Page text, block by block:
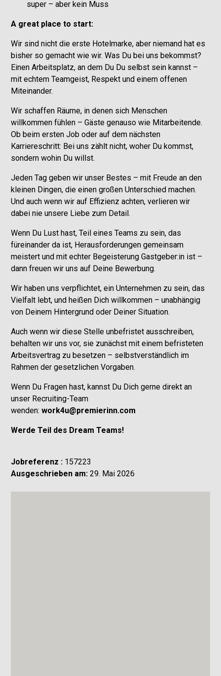
super – aber kein Muss
A great place to start:
Wir sind nicht die erste Hotelmarke, aber niemand hat es
bisher so gemacht wie wir. Was Du bei uns bekommst?
Einen Arbeitsplatz, an dem Du Du selbst sein kannst –
mit echtem Teamgeist, Respekt und einem offenen
Miteinander.
Wir schaffen Räume, in denen sich Menschen
willkommen fühlen – Gäste genauso wie Mitarbeitende.
Ob beim ersten Job oder auf dem nächsten
Karriereschritt: Bei uns zählt nicht, woher Du kommst,
sondern wohin Du willst.
Jeden Tag geben wir unser Bestes – mit Freude an den
kleinen Dingen, die einen großen Unterschied machen.
Und auch wenn wir auf Effizienz achten, verlieren wir
dabei nie unsere Liebe zum Detail.
Wenn Du Lust hast, Teil eines Teams zu sein, das
füreinander da ist, Herausforderungen gemeinsam
meistert und mit echter Begeisterung Gastgeber:in ist –
dann freuen wir uns auf Deine Bewerbung.
Wir haben uns verpflichtet, ein Unternehmen zu sein, das
Vielfalt lebt, und heißen Dich willkommen – unabhängig
von Deinem Hintergrund oder Deiner Situation.
Auch wenn wir diese Stelle unbefristet ausschreiben,
behalten wir uns vor, sie zunächst mit einem befristeten
Arbeitsvertrag zu besetzen – selbstverständlich im
Rahmen der gesetzlichen Vorgaben.
Wenn Du Fragen hast, kannst Du Dich gerne direkt an
unser Recruiting-Team
wenden: work4u@premierinn.com
Werde Teil des Dream Teams!
Jobreferenz :157223
Ausgeschrieben am:29. Mai 2026